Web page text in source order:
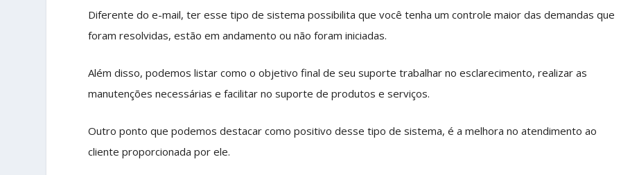
Diferente do e-mail, ter esse tipo de sistema possibilita que você tenha um controle maior das demandas que
foram resolvidas, estão em andamento ou não foram iniciadas.
Além disso, podemos listar como o objetivo final de seu suporte trabalhar no esclarecimento, realizar as
manutenções necessárias e facilitar no suporte de produtos e serviços.
Outro ponto que podemos destacar como positivo desse tipo de sistema, é a melhora no atendimento ao
cliente proporcionada por ele.